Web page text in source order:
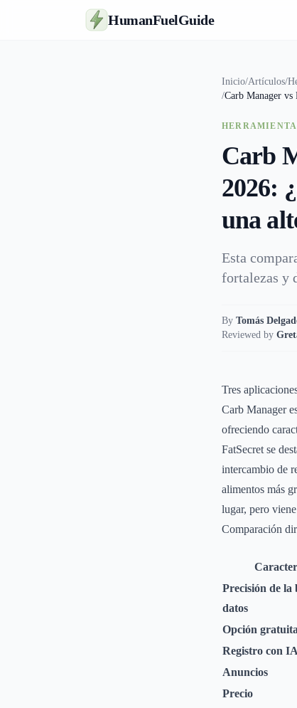
HumanFuelGuide
Inicio/Artículos/
/Carb Manager vs
Carb
2026:
una
Esta
fortalezas y
By Tomás
Reviewed by
Tres
Carb Manager
ofreciendo
FatSecret se
intercambio de
alimentos más
lugar, pero
Comparación
Precisión de la
datos
Opción gratuita
Registro con IA
Anuncios
Precio